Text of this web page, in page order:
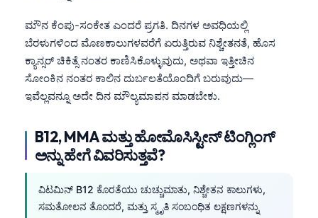
ಮೌನ ಕೆಂಪು-ಸಂಕೇತ ಎಂದರೆ ಪ್ರಗತಿ. ದಿನಗಳ ಅವಧಿಯಲ್ಲಿ
ಬೆರಳುಗಳಿಂದ ಮೊಣಕಾಲುಗಳವರೆಗೆ ಏರುತ್ತಿರುವ ನಿಶ್ಚೇತನತೆ, ಹೊಸ
ಕ್ಯಾನ್ಸರ್ ಚಿಕಿತ್ಸೆ ನಂತರ ಕಾಣಿಸಿಕೊಳ್ಳುವುದು, ಅಥವಾ ಇತ್ತೀಚಿನ
ಸೋಂಕಿನ ನಂತರ ಕಾಲಿನ ದುರ್ಬಲತೆಯೊಂದಿಗೆ ಬರುವುದು—
ಇವೆಲ್ಲವನ್ನೂ ಅದೇ ದಿನ ಮೌಲ್ಯಮಾಪನ ಮಾಡಬೇಕು.
B12, MMA ಮತ್ತು ಹೋಮೊಸಿಸ್ಟೀನ್ ಟಿಂಗ್ಲಿಂಗ್
ಅನ್ನು ಹೇಗೆ ವಿವರಿಸುತ್ತವೆ?
ವಿಟಮಿನ್ B12 ಕೊರತೆಯು ಚುಚ್ಚುಮಾತು, ನಿಶ್ಚೇತನ ಕಾಲುಗಳು,
ಸಮತೋಲನ ತೊಂದರೆ, ಮತ್ತು ಸ್ಮೃತಿ ಸಂಬಂಧಿತ ಲಕ್ಷಣಗಳನ್ನು